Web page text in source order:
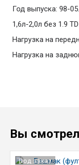
Год выпуска: 98-
1,6л-2,0л без 1.9
Нагрузка на
Нагрузка на
Вы
Под заказ